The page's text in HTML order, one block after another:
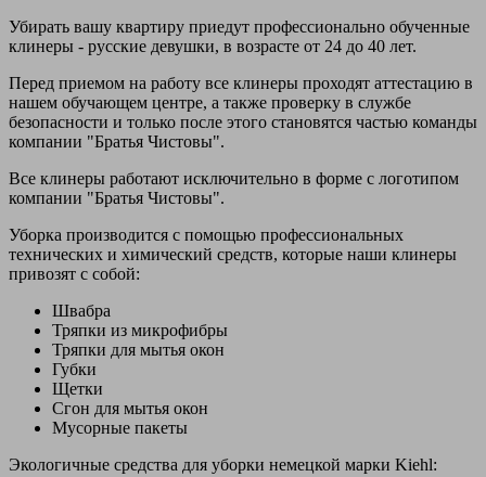
Убирать вашу квартиру приедут профессионально обученные
клинеры - русские девушки, в возрасте от 24 до 40 лет.
Перед приемом на работу все клинеры проходят аттестацию в
нашем обучающем центре, а также проверку в службе
безопасности и только после этого становятся частью команды
компании "Братья Чистовы".
Все клинеры работают исключительно в форме с логотипом
компании "Братья Чистовы".
Уборка производится с помощью профессиональных
технических и химический средств, которые наши клинеры
привозят с собой:
Швабра
Тряпки из микрофибры
Тряпки для мытья окон
Губки
Щетки
Сгон для мытья окон
Мусорные пакеты
Экологичные средства для уборки немецкой марки Kiehl: